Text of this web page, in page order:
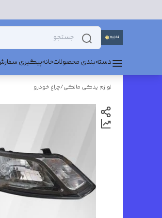
دسته‌بندی محصولاتخانهپیگیری
لوازم یدکی مالکی/چراغ خودرو